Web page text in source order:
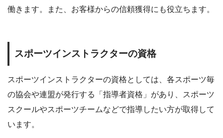
働きます。また、お客様からの信頼獲得にも役立ちます。
スポーツインストラクターの資格
スポーツインストラクターの資格としては、各スポーツ毎
の協会や連盟が発行する「指導者資格」があり、スポーツ
スクールやスポーツチームなどで指導したい方が取得して
います。